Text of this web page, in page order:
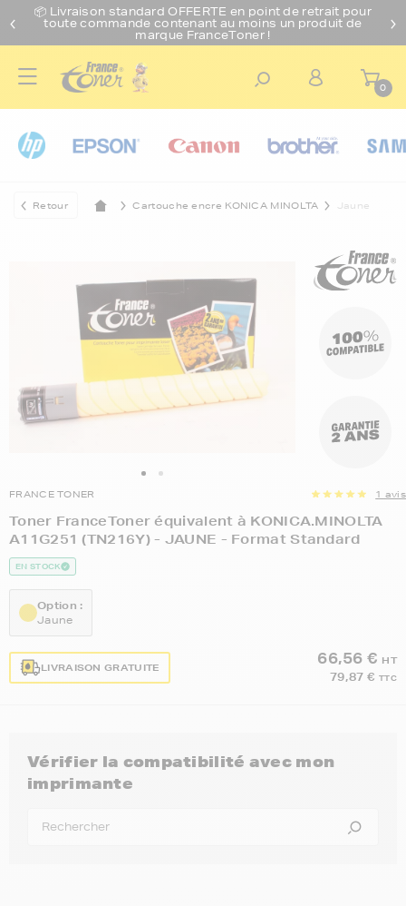
📦 Livraison standard OFFERTE en point de retrait pour
toute commande contenant au moins un produit de
marque FranceToner !
0
Retour Cartouche encre KONICA MINOLTA Jaune
FRANCE TONER 1 avis
Toner FranceToner équivalent à KONICA.MINOLTA
A11G251 (TN216Y) - JAUNE - Format Standard
EN STOCK
Option :
Jaune
LIVRAISON GRATUITE
66,56 € HT
79,87 € TTC
Vérifier la compatibilité avec mon
imprimante